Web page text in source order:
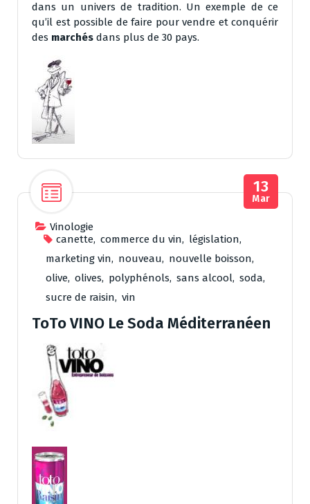
dans un univers de tradition. Un exemple de ce
qu’il est possible de faire pour vendre et conquérir
des marchés dans plus de 30 pays.
Vinologie
canette, commerce du vin, législation,
marketing vin, nouveau, nouvelle boisson,
olive, olives, polyphénols, sans alcool, soda,
sucre de raisin, vin
13
Mar
ToTo VINO Le Soda Méditerranéen